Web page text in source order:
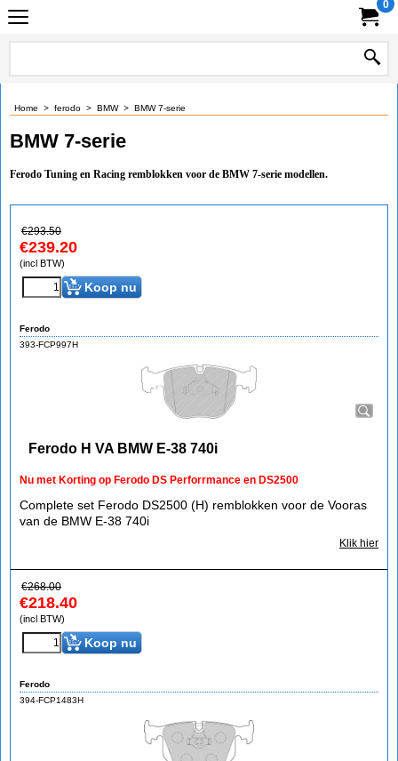
0
Home > ferodo > BMW> BMW 7-serie
BMW 7-serie
Ferodo Tuning en Racing remblokken voor de BMW 7-serie modellen.
€293.50
€239.20
(incl BTW)
Koop nu
Ferodo
393-FCP997H
Ferodo H VA BMW E-38 740i
Nu met Korting op Ferodo DS Perforrmance en DS2500
Complete set Ferodo DS2500 (H) remblokken voor de Vooras
van de BMW E-38 740i
Klik hier
€268.00
€218.40
(incl BTW)
Koop nu
Ferodo
394-FCP1483H